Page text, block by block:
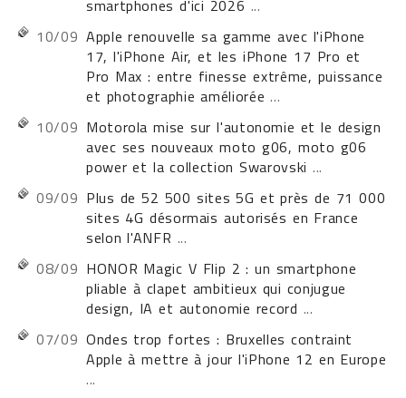
smartphones d'ici 2026 ...
10/09 Apple renouvelle sa gamme avec l'iPhone
17, l'iPhone Air, et les iPhone 17 Pro et
Pro Max : entre finesse extrême, puissance
et photographie améliorée ...
10/09 Motorola mise sur l'autonomie et le design
avec ses nouveaux moto g06, moto g06
power et la collection Swarovski ...
09/09 Plus de 52 500 sites 5G et près de 71 000
sites 4G désormais autorisés en France
selon l'ANFR ...
08/09 HONOR Magic V Flip 2 : un smartphone
pliable à clapet ambitieux qui conjugue
design, IA et autonomie record ...
07/09 Ondes trop fortes : Bruxelles contraint
Apple à mettre à jour l'iPhone 12 en Europe
...